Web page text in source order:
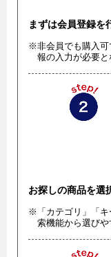
まずは会員登録を
※非会員でも購入可
報の入力が必要と
お探しの商品を選
※「カテゴリ」「キ
索機能から選びや